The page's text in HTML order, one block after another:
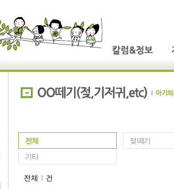
전체 젖 떼기
기타
전체 1 건